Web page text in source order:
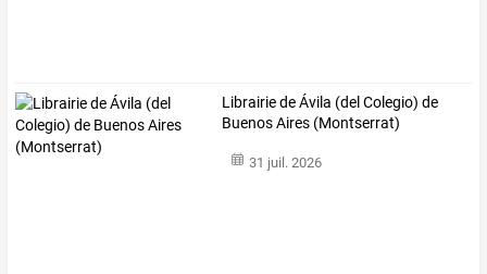
Librairie de Ávila (del Colegio) de
Buenos Aires (Montserrat)
31 juil. 2026